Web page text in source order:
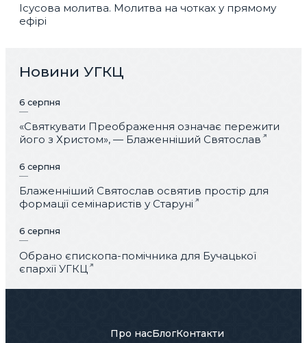
Ісусова молитва. Молитва на чотках у прямому
ефірі
Новини УГКЦ
6 серпня
«Святкувати Преображення означає пережити
його з Христом», — Блаженніший Святослав
6 серпня
Блаженніший Святослав освятив простір для
формації семінаристів у Старуні
6 серпня
Обрано єпископа-помічника для Бучацької
єпархії УГКЦ
Про насБлогКонтакти